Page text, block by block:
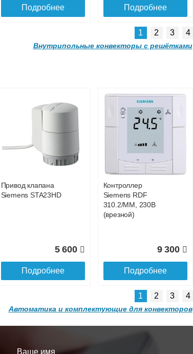
GRILL.SGA-20-
81 914
Подробнее
решеткой
GRILL.SGA-20-
3800 gold
80 011
Подробнее
Подробнее Подробнее
ITT.080.200.1200 с
решеткой
GRILL.SGW-20-
32 501
Конвектор
решеткой
GRILL.SGW-20-
1200 орех
Подробнее
Конвектор
решеткой
Конвектор
1 2 3 4
Внутрипольные конвекторы с решётками
Привод клапана
Siemens STA23HD
5 600
Подробнее
Контроллер
Siemens RDF
310.2/MM, 230В
(врезной)
9 300
Подробнее
1 2 3 4
Автоматика и комплектующие для конвекторов
Ваше имя